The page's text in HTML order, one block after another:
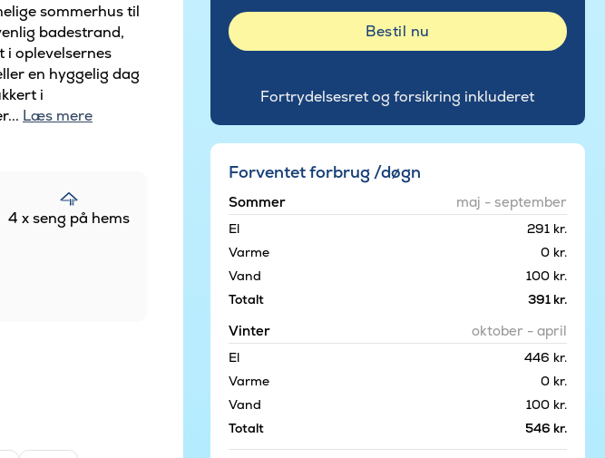
sommerhus til
badestrand,
i oplevelsernes
en hyggelig dag
i
Læs mere
4 x seng på hems
Bestil nu
Fortrydelsesret og forsikring inkluderet
Forventet forbrug /døgn
Sommer maj - september
El
291 kr.
Varme
0 kr.
Vand
100 kr.
Totalt
391 kr.
Vinter oktober - april
El
446 kr.
Varme
0 kr.
Vand
100 kr.
Totalt
546 kr.